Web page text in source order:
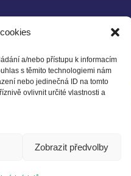
a/nebo přístupu k informacím
s těmito technologiemi nám
nebo jedinečná ID na tomto
ovlivnit určité vlastnosti a
Zobrazit předvolby
Sledujte nás